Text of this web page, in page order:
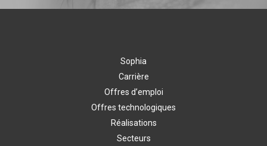
Sophia
Carrière
Offres d’emploi
Offres technologiques
Réalisations
Secteurs